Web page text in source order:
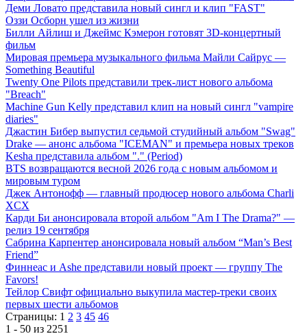
Деми Ловато представила новый сингл и клип "FAST"
Оззи Осборн ушел из жизни
Билли Айлиш и Джеймс Кэмерон готовят 3D-концертный
фильм
Мировая премьера музыкального фильма Майли Сайрус —
Something Beautiful
Twenty One Pilots представили трек-лист нового альбома
"Breach"
Machine Gun Kelly представил клип на новый сингл "vampire
diaries"
Джастин Бибер выпустил седьмой студийный альбом "Swag"
Drake — анонс альбома "ICEMAN" и премьера новых треков
Kesha представила альбом "." (Period)
BTS возвращаются весной 2026 года с новым альбомом и
мировым туром
Джек Антонофф — главный продюсер нового альбома Charli
XCX
Карди Би анонсировала второй альбом "Am I The Drama?" —
релиз 19 сентября
Сабрина Карпентер анонсировала новый альбом “Man’s Best
Friend”
Финнеас и Ashe представили новый проект — группу The
Favors!
Тейлор Свифт официально выкупила мастер-треки своих
первых шести альбомов
Страницы: 1 2 3 45 46
1 - 50 из 2251